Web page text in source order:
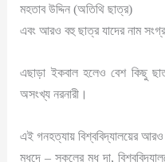
মহতাব উদ্দিন (অতিথি ছাত্র)
এবং আরও বহু ছাত্র যাদের নাম
এছাড়া ইকবাল হলেও বেশ কিছু
অসংখ্য নরনারী।
এই গনহত্যায় বিশ্ববিদ্যালয়ের
মধুদে – সকলের মধু দা,